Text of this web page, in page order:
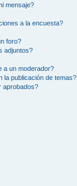
mensaje?
a la encuesta?
foro?
adjuntos?
a un moderador?
la publicación de temas?
aprobados?